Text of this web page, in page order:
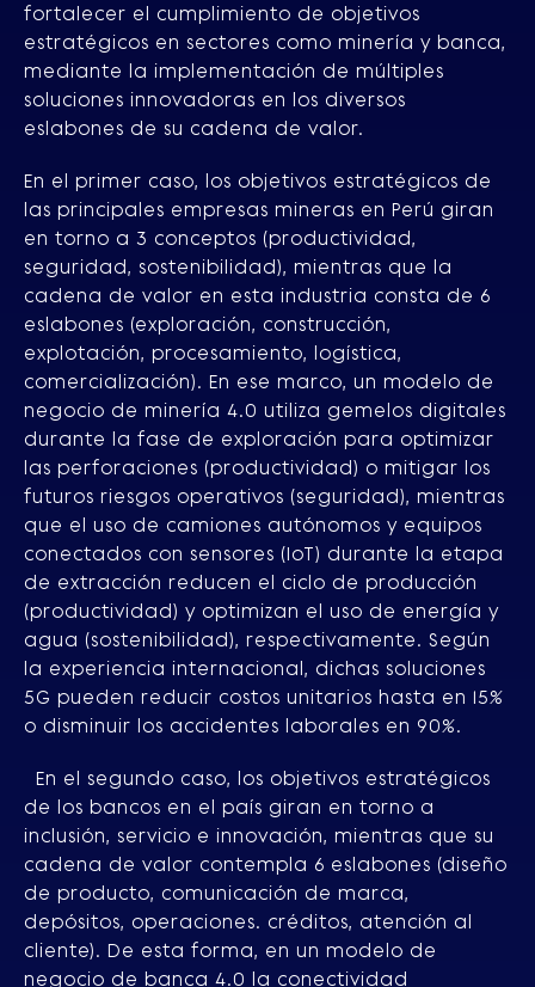
fortalecer el cumplimiento de objetivos
estratégicos en sectores como minería y banca,
mediante la implementación de múltiples
soluciones innovadoras en los diversos
eslabones de su cadena de valor.
En el primer caso, los objetivos estratégicos de
las principales empresas mineras en Perú giran
en torno a 3 conceptos (productividad,
seguridad, sostenibilidad), mientras que la
cadena de valor en esta industria consta de 6
eslabones (exploración, construcción,
explotación, procesamiento, logística,
comercialización). En ese marco, un modelo de
negocio de minería 4.0 utiliza gemelos digitales
durante la fase de exploración para optimizar
las perforaciones (productividad) o mitigar los
futuros riesgos operativos (seguridad), mientras
que el uso de camiones autónomos y equipos
conectados con sensores (IoT) durante la etapa
de extracción reducen el ciclo de producción
(productividad) y optimizan el uso de energía y
agua (sostenibilidad), respectivamente. Según
la experiencia internacional, dichas soluciones
5G pueden reducir costos unitarios hasta en 15%
o disminuir los accidentes laborales en 90%.
En el segundo caso, los objetivos estratégicos
de los bancos en el país giran en torno a
inclusión, servicio e innovación, mientras que su
cadena de valor contempla 6 eslabones (diseño
de producto, comunicación de marca,
depósitos, operaciones. créditos, atención al
cliente). De esta forma, en un modelo de
negocio de banca 4.0 la conectividad